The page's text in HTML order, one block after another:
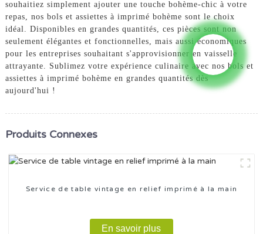
souhaitiez simplement ajouter une touche bohème-chic à votre
repas, nos bols et assiettes à imprimé bohème sont le choix
idéal. Disponibles en grandes quantités, ces pièces sont non
seulement élégantes et fonctionnelles, mais aussi économiques
pour les entreprises souhaitant s'approvisionner en vaisselle
attrayante. Sublimez votre expérience culinaire avec nos bols et
assiettes à imprimé bohème en grandes quantités dès
aujourd'hui !
Produits Connexes
Service de table vintage en relief imprimé à la main
En savoir plus